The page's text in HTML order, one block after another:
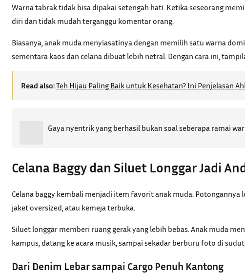
Warna tabrak tidak bisa dipakai setengah hati. Ketika seseorang
diri dan tidak mudah terganggu komentar orang.
Biasanya, anak muda menyiasatinya dengan memilih satu warna
sementara kaos dan celana dibuat lebih netral. Dengan cara ini,
Read also:Teh Hijau Paling Baik untuk Kesehatan? Ini Penjelasan
Gaya nyentrik yang berhasil bukan soal seberapa ramai
Celana Baggy dan Siluet Longgar Jadi
Celana baggy kembali menjadi item favorit anak muda. Potongannya
jaket oversized, atau kemeja terbuka.
Siluet longgar memberi ruang gerak yang lebih bebas. Anak muda
kampus, datang ke acara musik, sampai sekadar berburu foto di
Dari Denim Lebar sampai Cargo Penuh Kantong